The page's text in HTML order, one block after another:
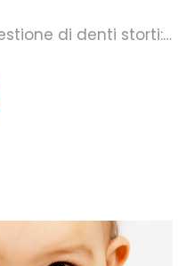
di denti storti:…